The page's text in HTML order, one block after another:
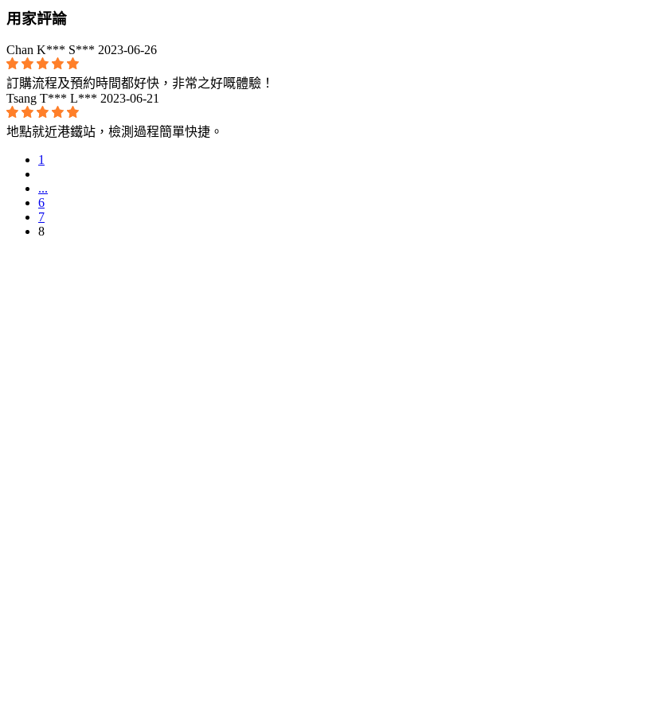
用家評論
Chan K*** S*** 2023-06-26
訂購流程及預約時間都好快，非常之好嘅體驗！
Tsang T*** L*** 2023-06-21
地點就近港鐵站，檢測過程簡單快捷。
1
...
6
7
8